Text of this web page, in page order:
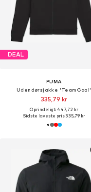
DEAL
PUMA
Udendørsjakke 'TeamGoal'
335,79 kr
Oprindeligt: 447,72 kr
Sidste laveste pris:335,79 kr